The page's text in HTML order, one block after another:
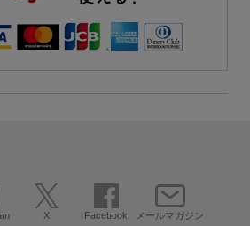
X Facebook メールマガジン